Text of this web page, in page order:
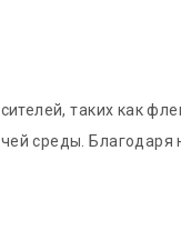
таких как
среды. Благодаря